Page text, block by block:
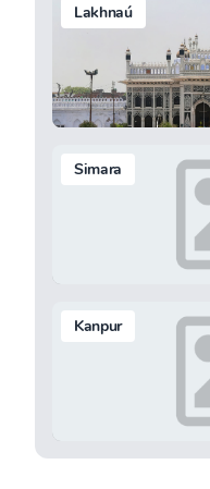
Lakhnaú
Simara
Kanpur